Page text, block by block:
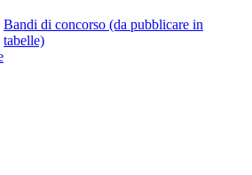
Bandi di concorso (da pubblicare in
tabelle)